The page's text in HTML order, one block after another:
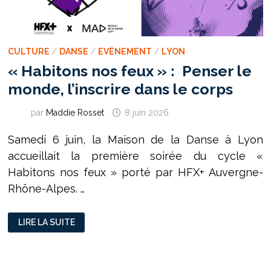
CULTURE / DANSE / EVÉNEMENT / LYON
« Habitons nos feux » : Penser le
monde, l’inscrire dans le corps
par Maddie Rosset 8 juin 2026
Samedi 6 juin, la Maison de la Danse à Lyon
accueillait la première soirée du cycle «
Habitons nos feux » porté par HFX+ Auvergne-
Rhône-Alpes. …
« HABITONS
NOS
FEUX »
LIRE LA SUITE